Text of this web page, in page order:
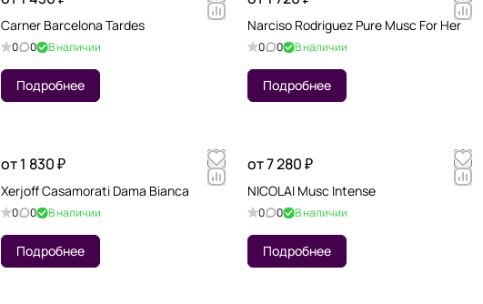
Carner Barcelona Tardes
0 0 В наличии
Подробнее
Narciso Rodriguez Pure Musc For Her
0 0 В наличии
Подробнее
от 1 830 ₽
Xerjoff Casamorati Dama Bianca
0 0 В наличии
Подробнее
от 7 280 ₽
NICOLAI Musc Intense
0 0 В наличии
Подробнее